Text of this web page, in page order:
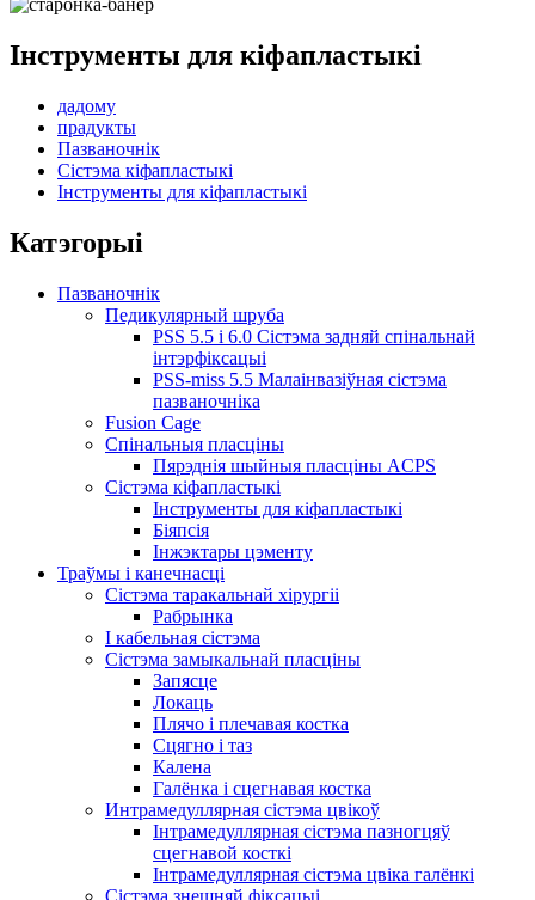
Інструменты для кіфапластыкі
дадому
прадукты
Пазваночнік
Сістэма кіфапластыкі
Інструменты для кіфапластыкі
Катэгорыі
Пазваночнік
Педикулярный шруба
PSS 5.5 і 6.0 Сістэма задняй спінальнай
інтэрфіксацыі
PSS-miss 5.5 Малаінвазіўная сістэма
пазваночніка
Fusion Cage
Спінальныя пласціны
Пярэднія шыйныя пласціны ACPS
Сістэма кіфапластыкі
Інструменты для кіфапластыкі
Біяпсія
Інжэктары цэменту
Траўмы і канечнасці
Сістэма таракальнай хірургіі
Рабрынка
І кабельная сістэма
Сістэма замыкальнай пласціны
Запясце
Локаць
Плячо і плечавая костка
Сцягно і таз
Калена
Галёнка і сцегнавая костка
Интрамедуллярная сістэма цвікоў
Інтрамедуллярная сістэма пазногцяў
сцегнавой косткі
Інтрамедуллярная сістэма цвіка галёнкі
Сістэма знешняй фіксацыі